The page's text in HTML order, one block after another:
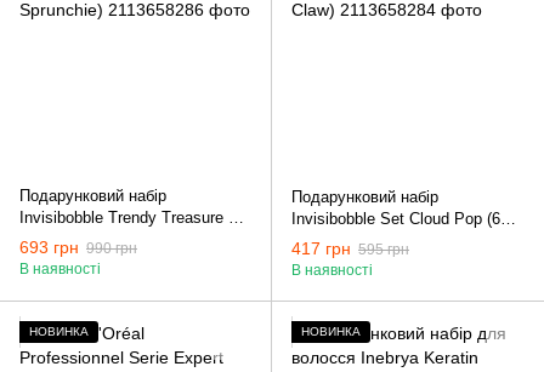
Подарунковий набір
Invisibobble Trendy Treasure Kit
(обруч та резинка Sprunchie)
693 грн 990 грн
В наявності
Подарунковий набір
Invisibobble Set Cloud Pop (6
резинок Slim та 1 заколка Claw)
417 грн 595 грн
В наявності
НОВИНКА НОВИНКА